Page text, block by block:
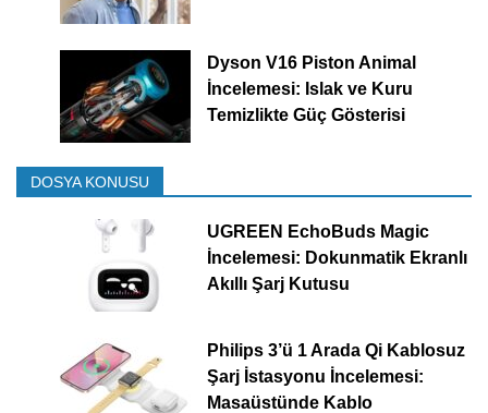
Dyson V16 Piston Animal
İncelemesi: Islak ve Kuru
Temizlikte Güç Gösterisi
DOSYA KONUSU
UGREEN EchoBuds Magic
İncelemesi: Dokunmatik Ekranlı
Akıllı Şarj Kutusu
Philips 3’ü 1 Arada Qi Kablosuz
Şarj İstasyonu İncelemesi:
Masaüstünde Kablo